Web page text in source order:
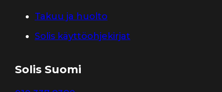
Takuu ja huolto
Solis käyttöohjekirjat
Solis Suomi